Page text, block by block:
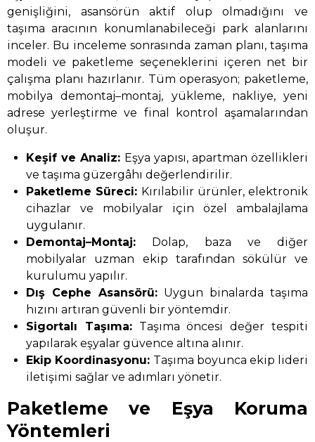
genişliğini, asansörün aktif olup olmadığını ve
taşıma aracının konumlanabileceği park alanlarını
inceler. Bu inceleme sonrasında zaman planı, taşıma
modeli ve paketleme seçeneklerini içeren net bir
çalışma planı hazırlanır. Tüm operasyon; paketleme,
mobilya demontaj–montaj, yükleme, nakliye, yeni
adrese yerleştirme ve final kontrol aşamalarından
oluşur.
Keşif ve Analiz: Eşya yapısı, apartman özellikleri
ve taşıma güzergâhı değerlendirilir.
Paketleme Süreci: Kırılabilir ürünler, elektronik
cihazlar ve mobilyalar için özel ambalajlama
uygulanır.
Demontaj–Montaj: Dolap, baza ve diğer
mobilyalar uzman ekip tarafından sökülür ve
kurulumu yapılır.
Dış Cephe Asansörü: Uygun binalarda taşıma
hızını artıran güvenli bir yöntemdir.
Sigortalı Taşıma:Taşıma öncesi değer tespiti
yapılarak eşyalar güvence altına alınır.
Ekip Koordinasyonu: Taşıma boyunca ekip lideri
iletişimi sağlar ve adımları yönetir.
Paketleme ve Eşya Koruma
Yöntemleri